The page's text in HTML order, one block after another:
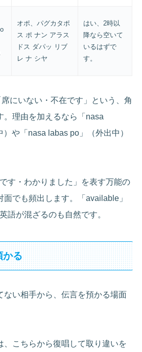
オポ、パグカタポ
ス ポ ナン アラス
ドス ダパッ リブ
レ ナ シヤ
はい、2時以
降なら空いて
いるはずで
す。
席にいない・不在です」という、角
。理由を加えるなら「nasa
や「nasa labas po」（外出中）
す・わかりました」を表す万能の
でも頻出します。「available」
語が混ざるのも自然です。
かる
ない相手から、伝言を預かる場面
、こちらから復唱して取り違いを